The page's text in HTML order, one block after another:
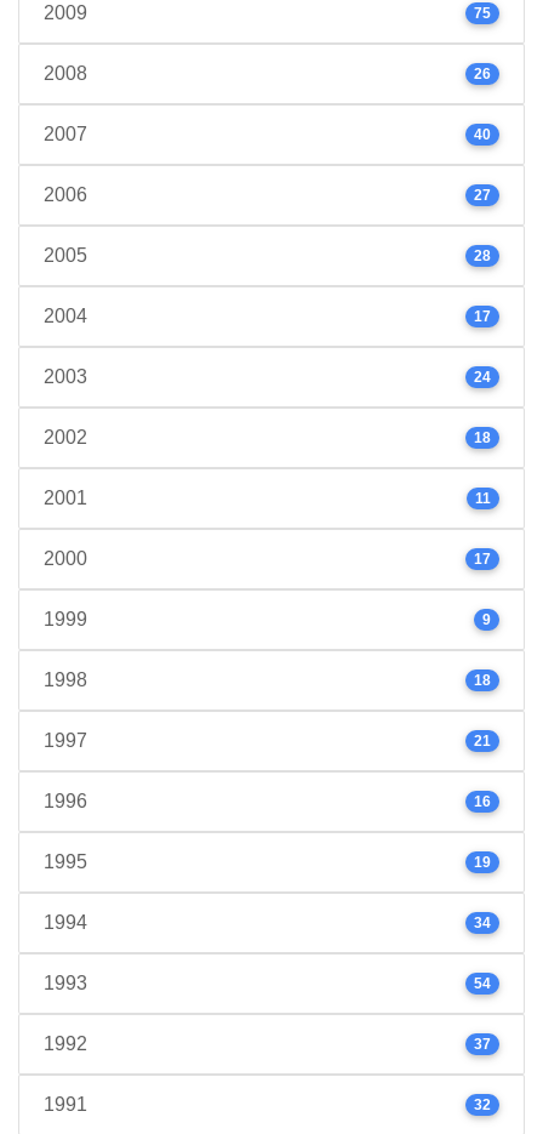
2009 75
2008 26
2007 40
2006 27
2005 28
2004 17
2003 24
2002 18
2001 11
2000 17
1999 9
1998 18
1997 21
1996 16
1995 19
1994 34
1993 54
1992 37
1991 32